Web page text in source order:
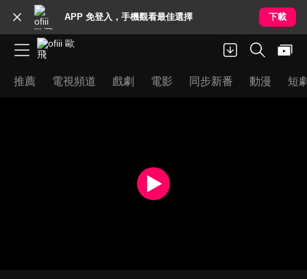
APP 免登入，手機觀看最佳選擇 下載
推薦 電視頻道 戲劇 電影 同步新番 動漫 短